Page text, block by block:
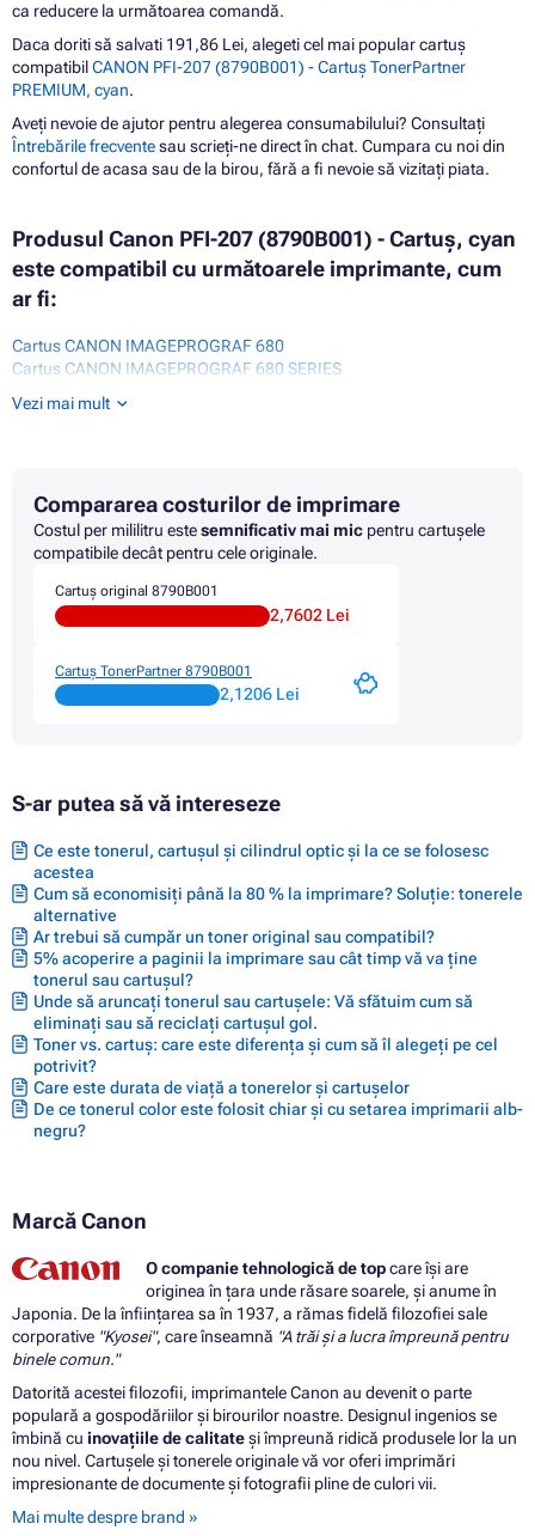
ca reducere la următoarea comandă.
Daca doriti să salvati 191,86 Lei, alegeti cel mai popular cartuș
compatibilCANON PFI-207 (8790B001) - Cartuș TonerPartner
PREMIUM, cyan.
Aveți nevoie de ajutor pentru alegerea consumabilului? Consultați
Întrebările frecventesau scrieți-ne direct în chat. Cumpara cu noi din
confortul de acasa sau de la birou, fără a fi nevoie să vizitați piata.
Produsul Canon PFI-207 (8790B001) - Cartuș, cyan
este compatibil cu următoarele imprimante, cum
ar fi:
Cartus CANON IMAGEPROGRAF 680
Cartus CANON IMAGEPROGRAF 680 SERIES
Cartus CANON IMAGEPROGRAF 685
Cartus CANON IMAGEPROGRAF 780
Cartus CANON IMAGEPROGRAF 785
Cartus CANON IMAGEPROGRAF 785 M40
Cartus CANON IMAGEPROGRAF 785 MFP
Vezi mai mult
Compararea costurilor de imprimare
Costul per mililitru estesemnificativ mai mic pentru cartușele
compatibile decât pentru cele originale.
Cartuș original 8790B001
2,7602 Lei
Cartuș TonerPartner 8790B001
2,1206 Lei
S-ar putea să vă intereseze
Ce este tonerul, cartușul și cilindrul optic și la ce se folosesc
acestea
Cum să economisiți până la 80 % la imprimare? Soluție: tonerele
alternative
Ar trebui să cumpăr un toner original sau compatibil?
5% acoperire a paginii la imprimare sau cât timp vă va ține
tonerul sau cartușul?
Unde să aruncați tonerul sau cartușele: Vă sfătuim cum să
eliminați sau să reciclați cartușul gol.
Toner vs. cartuș: care este diferența și cum să îl alegeți pe cel
potrivit?
Care este durata de viață a tonerelor și cartușelor
De ce tonerul color este folosit chiar și cu setarea imprimarii alb-
negru?
Marcă Canon
O companie tehnologică de topcare își are
originea în țara unde răsare soarele, și anume în
Japonia. De la înființarea sa în 1937, a rămas fidelă filozofiei sale
corporative "Kyosei", care înseamnă "A trăi și a lucra împreună pentru
binele comun."
Datorită acestei filozofii, imprimantele Canon au devenit o parte
populară a gospodăriilor și birourilor noastre. Designul ingenios se
îmbină cu inovațiile de calitateși împreună ridică produsele lor la un
nou nivel. Cartușele și tonerele originale vă vor oferi imprimări
impresionante de documente și fotografii pline de culori vii.
Mai multe despre brand »